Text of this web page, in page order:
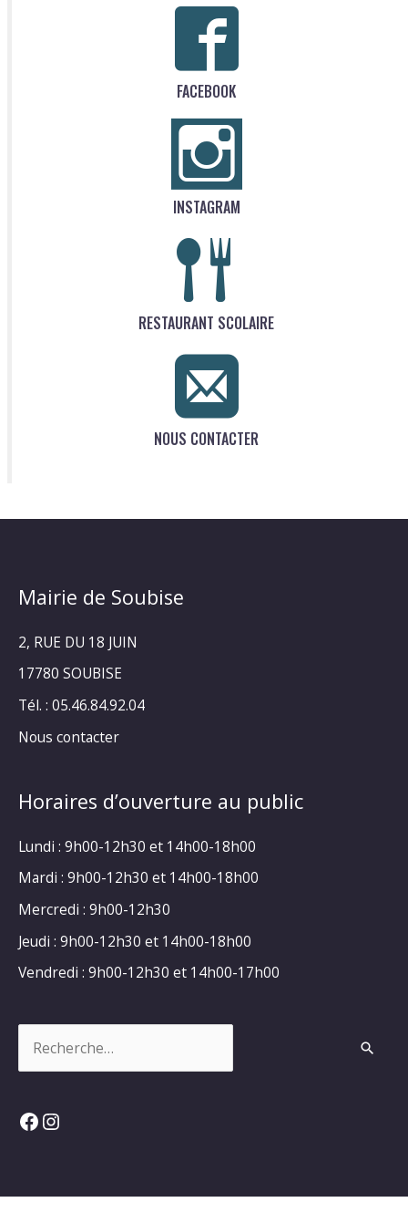
FACEBOOK
INSTAGRAM
RESTAURANT SCOLAIRE
NOUS CONTACTER
Mairie de Soubise
2, RUE DU 18 JUIN
17780 SOUBISE
Tél. : 05.46.84.92.04
Nous contacter
Horaires d’ouverture au public
Lundi : 9h00-12h30 et 14h00-18h00
Mardi : 9h00-12h30 et 14h00-18h00
Mercredi : 9h00-12h30
Jeudi : 9h00-12h30 et 14h00-18h00
Vendredi : 9h00-12h30 et 14h00-17h00
Facebook
Instagram